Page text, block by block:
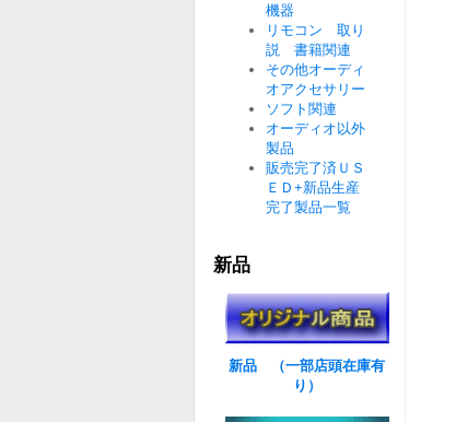
機器
リモコン 取り
説 書籍関連
その他オーディ
オアクセサリー
ソフト関連
オーディオ以外
製品
販売完了済ＵＳ
ＥＤ+新品生産
完了製品一覧
新品
新品 （一部店頭在庫有
り）